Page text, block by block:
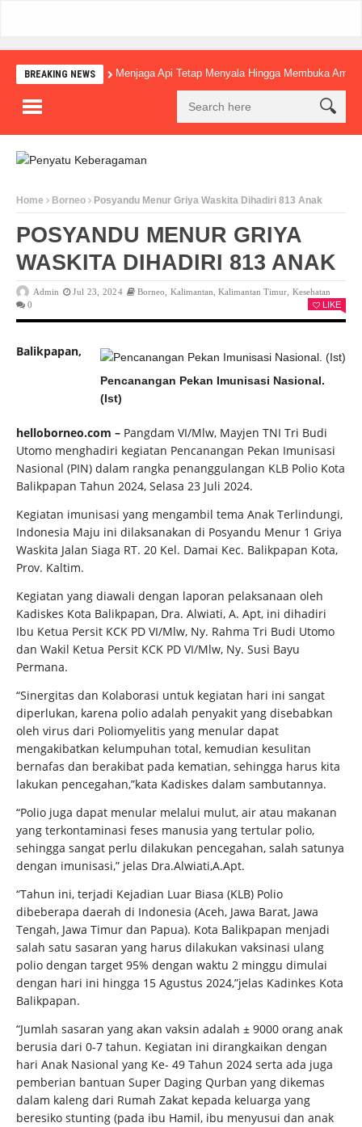
BREAKING NEWS Menjaga Api Tetap Menyala Hingga Membuka
Home Borneo Posyandu Menur Griya Waskita Dihadiri 813 Anak
POSYANDU MENUR GRIYA
WASKITA DIHADIRI 813 ANAK
Admin Jul 23, 2024 Borneo Kalimantan ,Kalimantan Timur ,Kesehatan
0
LIKE
Pencanangan Pekan Imunisasi Nasional.
(Ist)
Balikpapan,
helloborneo.com – Pangdam VI/Mlw, Mayjen TNI Tri Budi
Utomo menghadiri kegiatan Pencanangan Pekan Imunisasi
Nasional (PIN) dalam rangka penanggulangan KLB Polio Kota
Balikpapan Tahun 2024, Selasa 23 Juli 2024.
Kegiatan imunisasi yang mengambil tema Anak Terlindungi,
Indonesia Maju ini dilaksanakan di Posyandu Menur 1 Griya
Waskita Jalan Siaga RT. 20 Kel. Damai Kec. Balikpapan Kota,
Prov. Kaltim.
Kegiatan yang diawali dengan laporan pelaksanaan oleh
Kadiskes Kota Balikpapan, Dra. Alwiati, A. Apt, ini dihadiri
Ibu Ketua Persit KCK PD VI/Mlw, Ny. Rahma Tri Budi Utomo
dan Wakil Ketua Persit KCK PD VI/Mlw, Ny. Susi Bayu
Permana.
“Sinergitas dan Kolaborasi untuk kegiatan hari ini sangat
diperlukan, karena polio adalah penyakit yang disebabkan
oleh virus dari Poliomyelitis yang menular dapat
mengakibatkan kelumpuhan total, kemudian kesulitan
bernafas dan berakibat pada kematian, sehingga harus kita
lakukan pencegahan,”kata Kadiskes dalam sambutannya.
“Polio juga dapat menular melalui mulut, air atau makanan
yang terkontaminasi feses manusia yang tertular polio,
sehingga sangat perlu dilakukan pencegahan, salah satunya
dengan imunisasi,” jelas Dra.Alwiati,A.Apt.
“Tahun ini, terjadi Kejadian Luar Biasa (KLB) Polio
dibeberapa daerah di Indonesia (Aceh, Jawa Barat, Jawa
Tengah, Jawa Timur dan Papua). Kota Balikpapan menjadi
salah satu sasaran yang harus dilakukan vaksinasi ulang
polio dengan target 95% dengan waktu 2 minggu dimulai
dengan hari ini hingga 15 Agustus 2024,”jelas Kadinkes Kota
Balikpapan.
“Jumlah sasaran yang akan vaksin adalah ± 9000 orang anak
berusia dari 0-7 tahun. Kegiatan ini dirangkaikan dengan
hari Anak Nasional yang Ke- 49 Tahun 2024 serta ada juga
pemberian bantuan Super Daging Qurban yang dikemas
dalam kaleng dari Rumah Zakat kepada keluarga yang
beresiko stunting (pada ibu Hamil, ibu menyusui dan anak